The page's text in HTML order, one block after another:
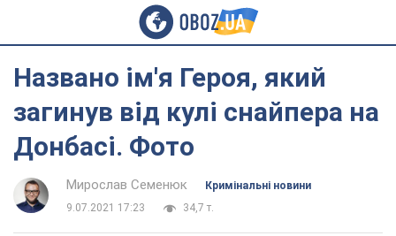
Названо ім'я Героя, який
загинув від кулі снайпера на
Донбасі. Фото
Мирослав Семенюк
Кримінальні новини
9.07.2021 17:23
34,7 т.